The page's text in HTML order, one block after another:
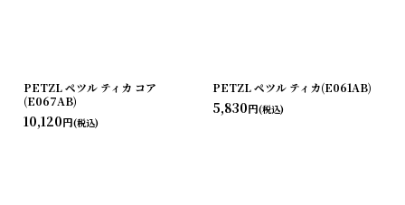
PETZL ペツル ティカ コア
(E067AB)
10,120円(税込)
PETZL ペツル ティカ(E061AB)
5,830円(税込)